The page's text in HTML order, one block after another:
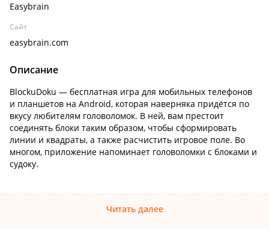
Easybrain
Сайт
easybrain.com
Описание
BlockuDoku — бесплатная игра для мобильных телефонов
и планшетов на Android, которая наверняка придётся по
вкусу любителям головоломок. В ней, вам престоит
соединять блоки таким образом, чтобы сформировать
линии и квадраты, а также расчистить игровое поле. Во
многом, приложение напоминает головоломки с блоками и
судоку.
Читать далее